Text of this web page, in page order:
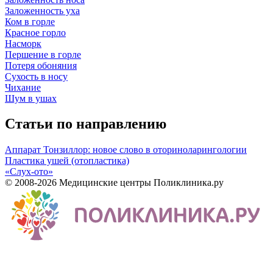
Заложенность уха
Ком в горле
Красное горло
Насморк
Першение в горле
Потеря обоняния
Сухость в носу
Чихание
Шум в ушах
Статьи по направлению
Аппарат Тонзиллор: новое слово в оториноларингологии
Пластика ушей (отопластика)
«Слух-ото»
© 2008-2026 Медицинские центры Поликлиника.ру